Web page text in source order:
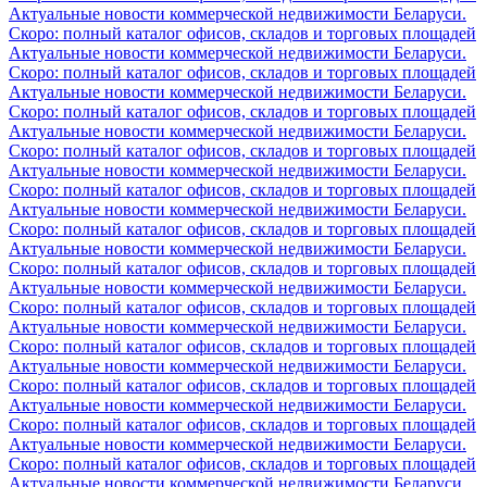
Актуальные новости коммерческой недвижимости Беларуси.
Скоро: полный каталог офисов, складов и торговых площадей
Актуальные новости коммерческой недвижимости Беларуси.
Скоро: полный каталог офисов, складов и торговых площадей
Актуальные новости коммерческой недвижимости Беларуси.
Скоро: полный каталог офисов, складов и торговых площадей
Актуальные новости коммерческой недвижимости Беларуси.
Скоро: полный каталог офисов, складов и торговых площадей
Актуальные новости коммерческой недвижимости Беларуси.
Скоро: полный каталог офисов, складов и торговых площадей
Актуальные новости коммерческой недвижимости Беларуси.
Скоро: полный каталог офисов, складов и торговых площадей
Актуальные новости коммерческой недвижимости Беларуси.
Скоро: полный каталог офисов, складов и торговых площадей
Актуальные новости коммерческой недвижимости Беларуси.
Скоро: полный каталог офисов, складов и торговых площадей
Актуальные новости коммерческой недвижимости Беларуси.
Скоро: полный каталог офисов, складов и торговых площадей
Актуальные новости коммерческой недвижимости Беларуси.
Скоро: полный каталог офисов, складов и торговых площадей
Актуальные новости коммерческой недвижимости Беларуси.
Скоро: полный каталог офисов, складов и торговых площадей
Актуальные новости коммерческой недвижимости Беларуси.
Скоро: полный каталог офисов, складов и торговых площадей
Актуальные новости коммерческой недвижимости Беларуси.